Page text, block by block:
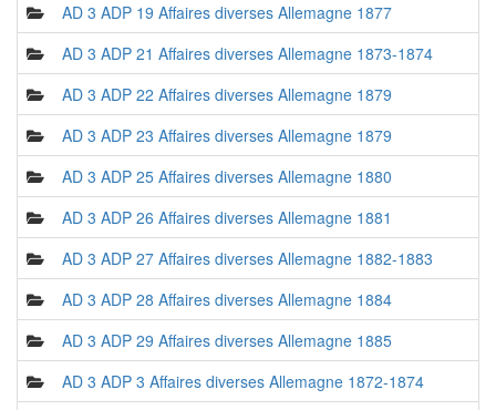
AD 3 ADP 19 Affaires diverses Allemagne 1877
AD 3 ADP 21 Affaires diverses Allemagne 1873-1874
AD 3 ADP 22 Affaires diverses Allemagne 1879
AD 3 ADP 23 Affaires diverses Allemagne 1879
AD 3 ADP 25 Affaires diverses Allemagne 1880
AD 3 ADP 26 Affaires diverses Allemagne 1881
AD 3 ADP 27 Affaires diverses Allemagne 1882-1883
AD 3 ADP 28 Affaires diverses Allemagne 1884
AD 3 ADP 29 Affaires diverses Allemagne 1885
AD 3 ADP 3 Affaires diverses Allemagne 1872-1874